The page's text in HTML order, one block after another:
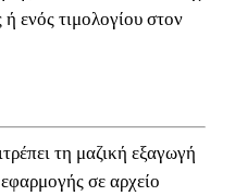
ενός τιμολογίου στον
τη μαζική εξαγωγή
σε αρχείο